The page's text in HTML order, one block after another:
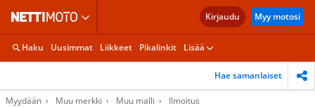
Kirjaudu Myy motosi
Haku Uusimmat Liikkeet Pikalinkit Lisää
Hae samanlaiset
Myydään Muu merkki Muu malli Ilmoitus